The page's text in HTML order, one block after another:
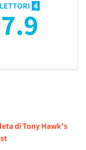
LETTORI 4
7.9
di Tony Hawk's